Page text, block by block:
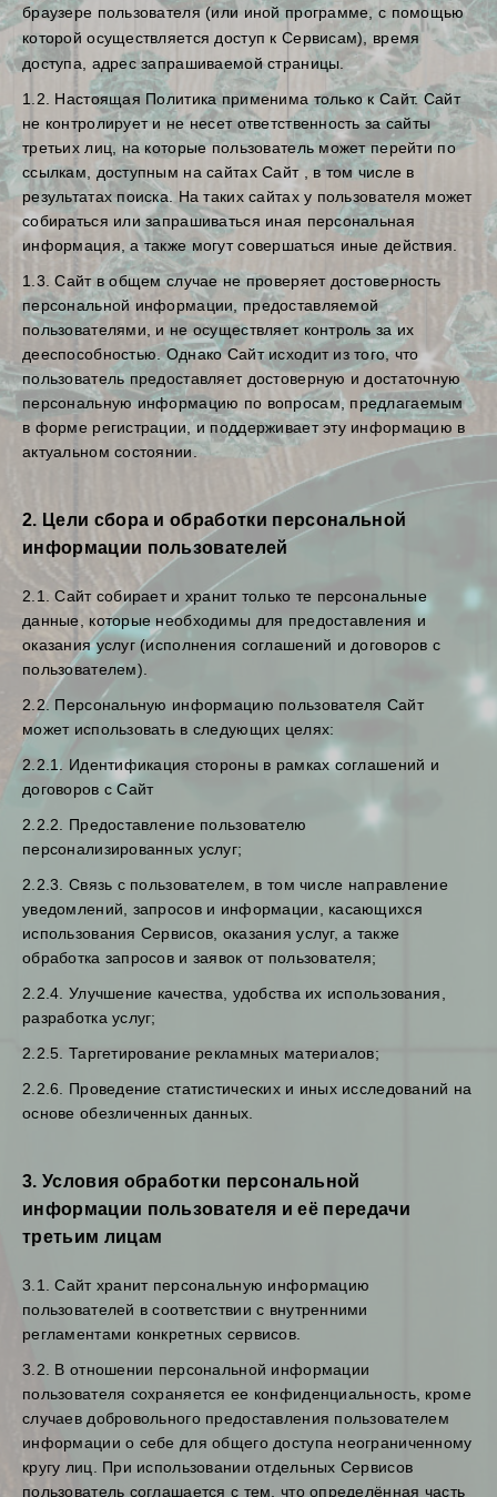
браузере пользователя (или иной программе, с помощью
которой осуществляется доступ к Сервисам), время
доступа, адрес запрашиваемой страницы.
1.2. Настоящая Политика применима только к Сайт. Сайт
не контролирует и не несет ответственность за сайты
третьих лиц, на которые пользователь может перейти по
ссылкам, доступным на сайтах Сайт , в том числе в
результатах поиска. На таких сайтах у пользователя может
собираться или запрашиваться иная персональная
информация, а также могут совершаться иные действия.
1.3. Сайт в общем случае не проверяет достоверность
персональной информации, предоставляемой
пользователями, и не осуществляет контроль за их
дееспособностью. Однако Сайт исходит из того, что
пользователь предоставляет достоверную и достаточную
персональную информацию по вопросам, предлагаемым
в форме регистрации, и поддерживает эту информацию в
актуальном состоянии.
2. Цели сбора и обработки персональной
информации пользователей
2.1. Сайт собирает и хранит только те персональные
данные, которые необходимы для предоставления и
оказания услуг (исполнения соглашений и договоров с
пользователем).
2.2. Персональную информацию пользователя Сайт
может использовать в следующих целях:
2.2.1. Идентификация стороны в рамках соглашений и
договоров с Сайт
2.2.2. Предоставление пользователю
персонализированных услуг;
2.2.3. Связь с пользователем, в том числе направление
уведомлений, запросов и информации, касающихся
использования Сервисов, оказания услуг, а также
обработка запросов и заявок от пользователя;
2.2.4. Улучшение качества, удобства их использования,
разработка услуг;
2.2.5. Таргетирование рекламных материалов;
2.2.6. Проведение статистических и иных исследований на
основе обезличенных данных.
3. Условия обработки персональной
информации пользователя и её передачи
третьим лицам
3.1. Сайт хранит персональную информацию
пользователей в соответствии с внутренними
регламентами конкретных сервисов.
3.2. В отношении персональной информации
пользователя сохраняется ее конфиденциальность, кроме
случаев добровольного предоставления пользователем
информации о себе для общего доступа неограниченному
кругу лиц. При использовании отдельных Сервисов
пользователь соглашается с тем, что определённая часть